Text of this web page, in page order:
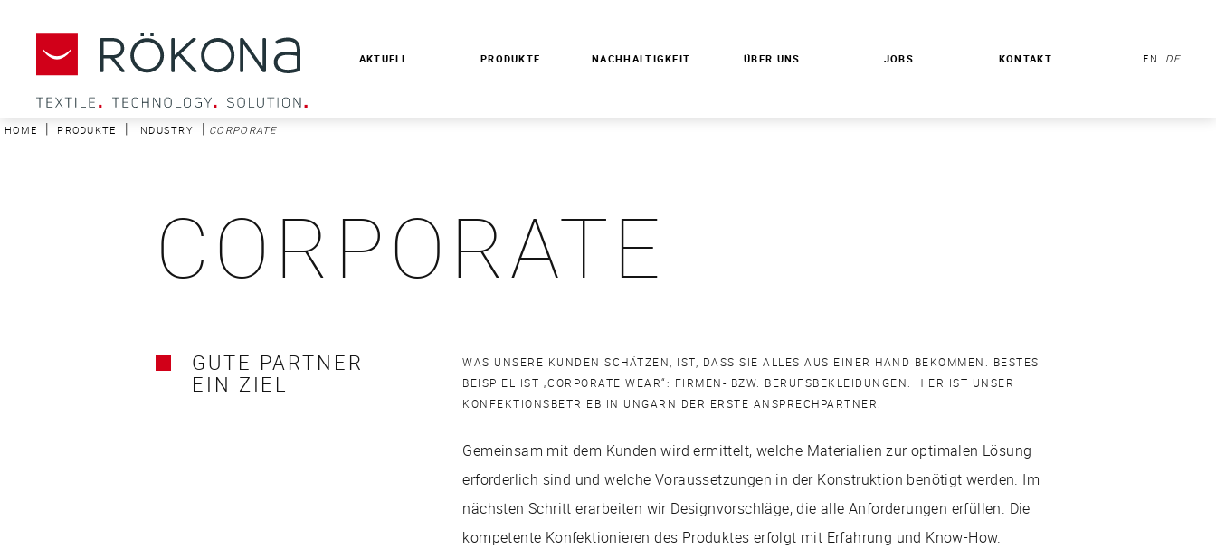
AKTUELL PRODUKTE NACHHALTIGKEIT ÜBER UNS JOBS KONTAKT EN DE
HOME | PRODUKTE | INDUSTRY | CORPORATE
CORPORATE
GUTE PARTNER
EIN ZIEL
WAS UNSERE KUNDEN SCHÄTZEN, IST, DASS SIE ALLES AUS EINER HAND BEKOMMEN. BESTES
BEISPIEL IST „CORPORATE WEAR“: FIRMEN- BZW. BERUFSBEKLEIDUNGEN. HIER IST UNSER
KONFEKTIONSBETRIEB IN UNGARN DER ERSTE ANSPRECHPARTNER.
Gemeinsam mit dem Kunden wird ermittelt, welche Materialien zur optimalen Lösung
erforderlich sind und welche Voraussetzungen in der Konstruktion benötigt werden. Im
nächsten Schritt erarbeiten wir Designvorschläge, die alle Anforderungen erfüllen. Die
kompetente Konfektionieren des Produktes erfolgt mit Erfahrung und Know-How.